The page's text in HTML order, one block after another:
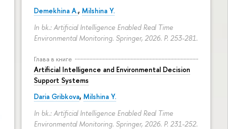
Demekhina A., Milshina Y.
In bk.: Artificial Intelligence Enabled Real Time
Environmental Monitoring. Springer, 2026. P. 253-281.
Глава в книге
Artificial Intelligence and Environmental Decision
Support Systems
Daria Gribkova, Milshina Y.
In bk.: Artificial Intelligence Enabled Real Time
Environmental Monitoring. Springer, 2026. P. 231-252.